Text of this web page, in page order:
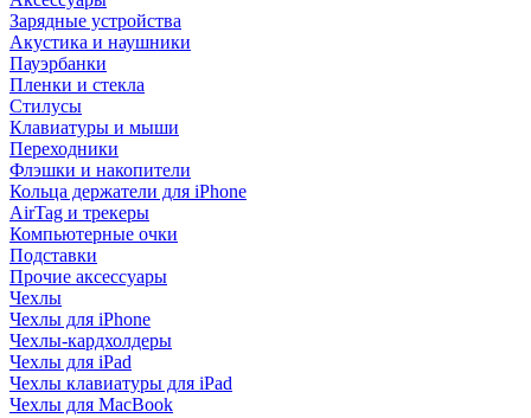
Зарядные устройства
Акустика и наушники
Пауэрбанки
Пленки и стекла
Стилусы
Клавиатуры и мыши
Переходники
Флэшки и накопители
Кольца держатели для iPhone
AirTag и трекеры
Компьютерные очки
Подставки
Прочие аксессуары
Чехлы
Чехлы для iPhone
Чехлы-кардхолдеры
Чехлы для iPad
Чехлы клавиатуры для iPad
Чехлы для MacBook